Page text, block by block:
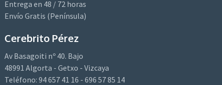
Entrega en 48 / 72 horas
Envío Gratis (Península)
Cerebrito Pérez
Av Basagoiti nº 40. Bajo
48991 Algorta - Getxo - Vizcaya
Teléfono: 94 657 41 16 - 696 57 85 14